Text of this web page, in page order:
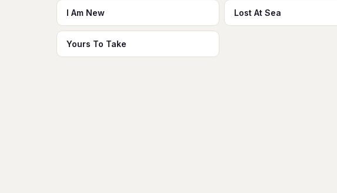
I Am New Lost At Sea
Yours To Take